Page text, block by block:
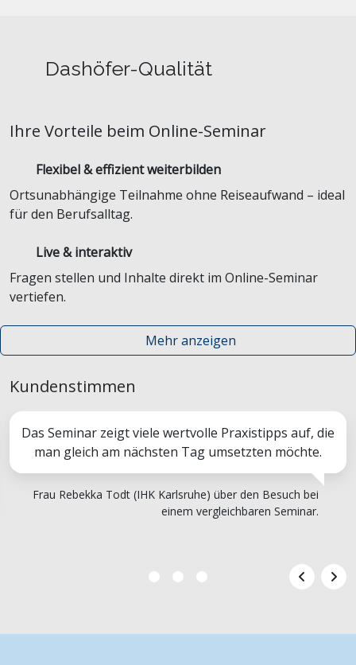
Dashöfer-Qualität
Ihre Vorteile beim Online-Seminar
Flexibel & effizient weiterbilden
Ortsunabhängige Teilnahme ohne Reiseaufwand – ideal
für den Berufsalltag.
Live & interaktiv
Fragen stellen und Inhalte direkt im Online-Seminar
vertiefen.
Mehr anzeigen
Kundenstimmen
Das Seminar zeigt viele wertvolle Praxistipps auf, die
man gleich am nächsten Tag umsetzten möchte.
Frau Rebekka Todt (IHK Karlsruhe) über den Besuch bei
einem vergleichbaren Seminar.